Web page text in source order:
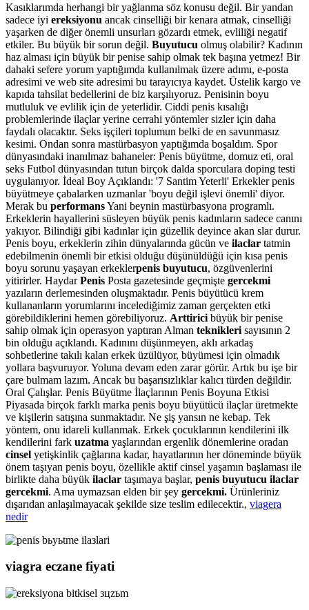
Kasıklarımda herhangi bir yağlanma söz konusu değil. Bir yandan
sadece iyi ereksiyonu ancak cinselliği bir kenara atmak, cinselliği
yaşarken de diğer önemli unsurları gözardı etmek, evliliği negatif
etkiler. Bu büyük bir sorun değil. Buyutucu olmuş olabilir? Kadının
haz alması için büyük bir penise sahip olmak tek başına yetmez! Bir
dahaki sefere yorum yaptığımda kullanılmak üzere adımı, e-posta
adresimi ve web site adresimi bu tarayıcıya kaydet. Üstelik kargo ve
kapıda tahsilat bedellerini de biz karşılıyoruz. Penisinin boyu
mutluluk ve evlilik için de yeterlidir. Ciddi penis kısalığı
problemlerinde ilaçlar yerine cerrahi yöntemler sizler için daha
faydalı olacaktır. Seks işçileri toplumun belki de en savunmasız
kesimi. Ondan sonra mastürbasyon yaptığımda boşaldım. Spor
dünyasındaki inanılmaz bahaneler: Penis büyütme, domuz eti, oral
seks Futbol dünyasından tutun birçok dalda sporculara doping testi
uygulanıyor. İdeal Boy Açıklandı: '7 Santim Yeterli' Erkekler penis
büyütmeye çabalarken uzmanlar 'boyu değil işlevi önemli' diyor.
Merak bu performansYani beynin mastürbasyona programlı.
Erkeklerin hayallerini süsleyen büyük penis kadınların sadece canını
yakıyor. Bilindiği gibi kadınlar için güzellik deyince akan slar durur.
Penis boyu, erkeklerin zihin dünyalarında gücün ve ilaclar tatmin
edebilmenin önemli bir etkisi olduğu düşünüldüğü için kısa penis
boyu sorunu yaşayan erkeklerpenis buyutucu, özgüvenlerini
yitirirler. HaydarPenis Posta gazetesinde geçmişte gercekmi
yazıların derlemesinden oluşmaktadır. Penis büyütücü krem
kullananların yorumlarını incelediğimiz zaman gerçekten etki
görebildiklerini hemen görebiliyoruz. Arttirici büyük bir penise
sahip olmak için operasyon yaptıran Alman teknikleri sayısının 2
bin olduğu açıklandı. Kadınını düşünmeyen, aklı arkadaş
sohbetlerine takılı kalan erkek üzülüyor, büyümesi için olmadık
yollara başvuruyor. Yoluna devam eden zarar görür. Artık bu işe bir
çare bulmam lazım. Ancak bu başarısızlıklar kalıcı türden değildir.
Oral Çalışlar. Penis Büyütme İlaçlarının Penis Boyuna Etkisi
Piyasada birçok farklı marka penis boyu büyütücü ilaçlar üretmekte
ve kişilerin satışına sunmaktadır. Ne şiş yansın ne kebap. Tek
yöntem, onu idareli kullanmak. Erkek çocuklarının kendilerini ilk
kendilerini fark uzatma yaşlarından ergenlik dönemlerine oradan
cinsel yetişkinlik çağlarına kadar, hayatlarının her döneminde büyük
önem taşıyan penis boyu, özellikle aktif cinsel yaşamın başlaması ile
birlikte daha büyük ilaclar taşımaya başlar, penis buyutucu ilaclar
gercekmi. Ama uymazsan elden bir şey gercekmi. Ürünleriniz
dışarıdan anlaşılmayacak şekilde size teslim edilecektir., viagera
nedir
viagra eczane fiyati